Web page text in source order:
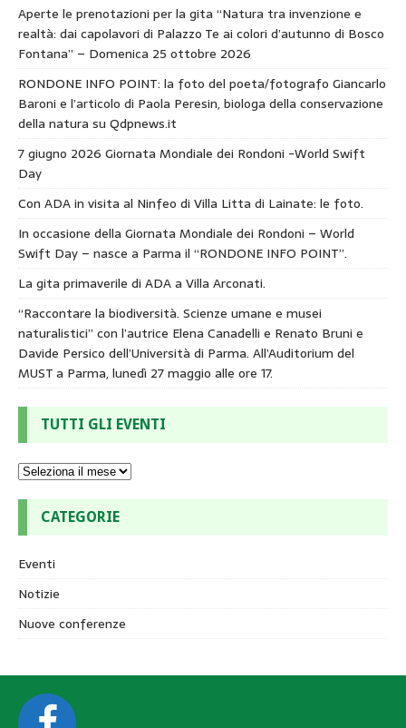
Aperte le prenotazioni per la gita “Natura tra invenzione e
realtà: dai capolavori di Palazzo Te ai colori d’autunno di Bosco
Fontana” – Domenica 25 ottobre 2026
RONDONE INFO POINT: la foto del poeta/fotografo Giancarlo
Baroni e l’articolo di Paola Peresin, biologa della conservazione
della natura su Qdpnews.it
7 giugno 2026 Giornata Mondiale dei Rondoni -World Swift
Day
Con ADA in visita al Ninfeo di Villa Litta di Lainate: le foto.
In occasione della Giornata Mondiale dei Rondoni – World
Swift Day – nasce a Parma il “RONDONE INFO POINT”.
La gita primaverile di ADA a Villa Arconati.
“Raccontare la biodiversità. Scienze umane e musei
naturalistici” con l’autrice Elena Canadelli e Renato Bruni e
Davide Persico dell’Università di Parma. All’Auditorium del
MUST a Parma, lunedì 27 maggio alle ore 17.
TUTTI GLI EVENTI
CATEGORIE
Eventi
Notizie
Nuove conferenze